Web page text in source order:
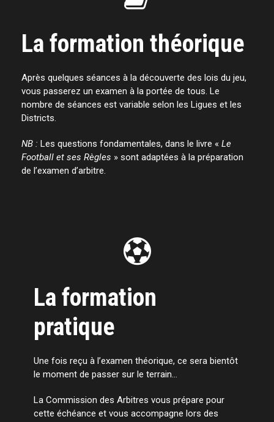
La formation théorique
Après quelques séances à la découverte des lois du jeu,
vous passerez un examen à la portée de tous. Le
nombre de séances est variable selon les Ligues et les
Districts.
NB : Les questions fondamentales, dans le livre « Le
Football et ses Règles » sont adaptées à la préparation
de l’examen d’arbitre.
La formation
pratique
Une fois reçu à l’examen théorique, ce sera bientôt
le moment de passer sur le terrain…
La Commission des Arbitres vous prépare pour
cette échéance et vous accompagne lors des